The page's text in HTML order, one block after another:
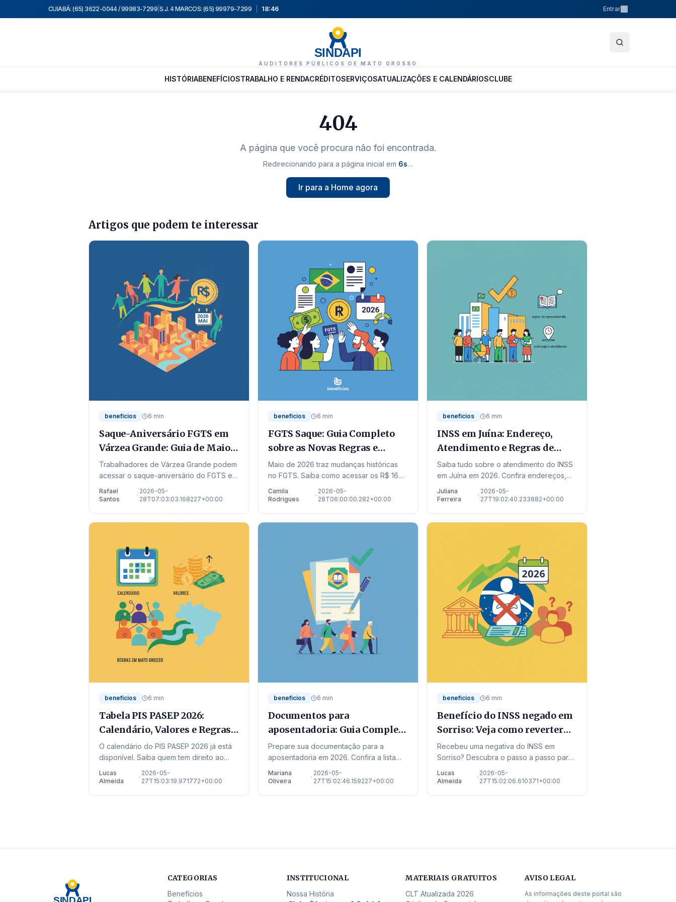
CUIABÁ: (65) 3622-0044 / 99983-7299 S.J. 4 MARCOS: (65) 99979-7299 18:46 Entrar
SINDAPI
AUDITORES PÚBLICOS DE MATO GROSSO
HISTÓRIABENEFÍCIOSTRABALHO E RENDACRÉDITOSERVIÇOSATUALIZAÇÕES E CALENDÁRIOSCLUBE
404
A página que você procura não foi encontrada.
Redirecionando para a página inicial em 5s…
Ir para a Home agora
Artigos que podem te interessar
beneficios 6 min
Saque-Aniversário FGTS em
Várzea Grande: Guia de Maio
de 2026
Trabalhadores de Várzea Grande podem
acessar o saque-aniversário do FGTS e
Confira prazos e locais de atendimento.
Rafael
Santos
•
2026-05-
28T07:03:03.168227+00:00
beneficios 6 min
FGTS Saque: Guia Completo
sobre as Novas Regras e
Calendário 2026
Maio de 2026 traz mudanças históricas
no FGTS. Saiba como acessar os R$ 16
quitação de dívidas no Novo Desenrola.
Camila
Rodrigues
•
2026-05-
28T06:00:00.282+00:00
beneficios 6 min
INSS em Juína: Endereço,
Atendimento e Regras de
Aposentadoria
Saiba tudo sobre o atendimento do INSS
em Juína em 2026. Confira endereços,
as novas regras de aposentadoria.
Juliana
Ferreira
•
2026-05-
27T19:02:40.233882+00:00
beneficios 6 min
Tabela PIS PASEP 2026:
Calendário, Valores e Regras
em Mato Grosso
O calendário do PIS PASEP 2026 já está
disponível. Saiba quem tem direito ao
onde sacar em Mato Grosso.
Lucas
Almeida
•
2026-05-
27T15:03:19.971772+00:00
beneficios 6 min
Documentos para
aposentadoria: Guia Completo
para 2026
Prepare sua documentação para a
aposentadoria em 2026. Confira a lista
onde buscar auxílio no estado de Mato
Mariana
Oliveira
•
2026-05-
27T15:02:46.159227+00:00
beneficios 6 min
Benefício do INSS negado em
Sorriso: Veja como reverter
em 2026
Recebeu uma negativa do INSS em
Sorriso? Descubra o passo a passo para
atendimento e as novas regras de 2026
Lucas
Almeida
•
2026-05-
27T15:02:06.610371+00:00
CATEGORIAS
Benefícios
INSTITUCIONAL
Nossa História
MATERIAIS GRATUITOS
CLT Atualizada 2026
AVISO LEGAL
As informações deste portal são